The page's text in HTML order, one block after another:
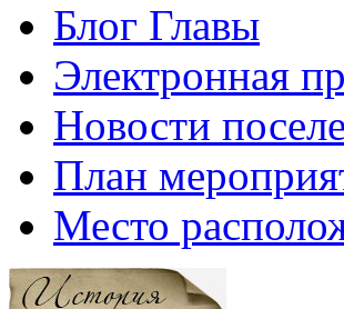
Блог Главы
Электронная
Новости
План
Место